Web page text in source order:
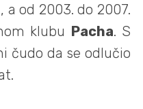
a od 2003. do 2007.
klubu Pacha. S
čudo da se odlučio